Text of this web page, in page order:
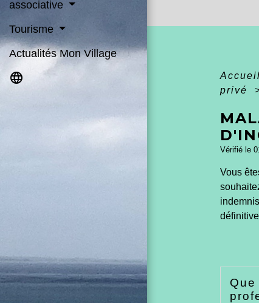
associative
Tourisme
Actualités Mon Village
language
privé
Vérifié le
Vous